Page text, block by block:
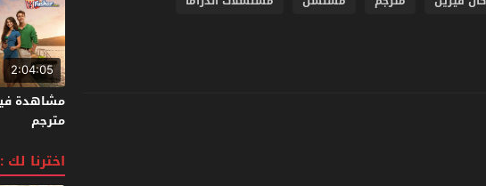
2:04:05
مترجم
اخترنا لك :